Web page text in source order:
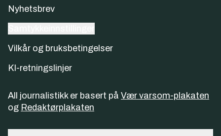
Nyhetsbrev
Vilkår og bruksbetingelser
KI-retningslinjer
All journalistikk er basert på Vær varsom-plakaten
og Redaktørplakaten